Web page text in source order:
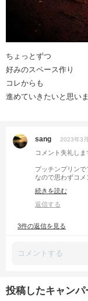
ちょっとずつ
好みのスペース作り
コレからも
進めていきたいと思い
sang 2023年3
コメント失礼しま
プッチンプリンで
なので思わずコ
いつも次こそ！っ
でもその前にプリ
続きを読む
返信する
3件の返信を見る
投稿したキャンパ